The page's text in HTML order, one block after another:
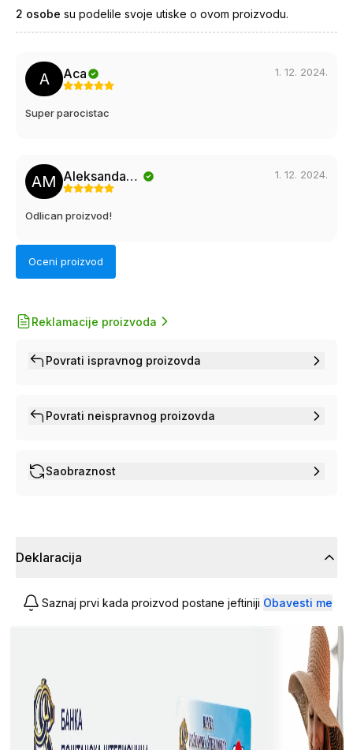
2 osobe su podelile svoje utiske o ovom proizvodu.
A Aca 1. 12. 2024.
Super parocistac
AM Aleksandar Milivojevic 1. 12. 2024.
Odlican proizvod!
Oceni proizvod
Reklamacije proizvoda
Povrati ispravnog proizovda
Povrati neispravnog proizovda
Saobraznost
Deklaracija
Saznaj prvi kada proizvod postane jeftiniji Obavesti me